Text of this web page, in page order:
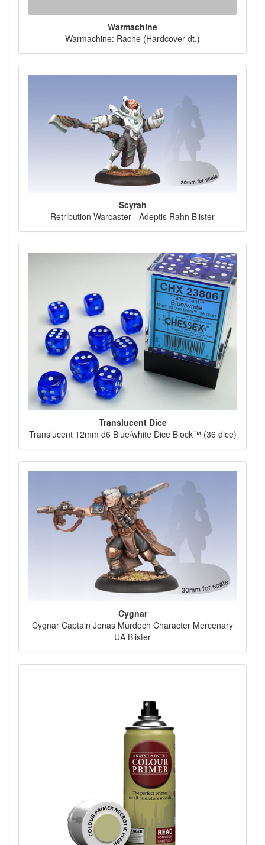
Warmachine
Warmachine: Rache (Hardcover dt.)
Scyrah
Retribution Warcaster - Adeptis Rahn Blister
Translucent Dice
Translucent 12mm d6 Blue/white Dice Block™ (36 dice)
Cygnar
Cygnar Captain Jonas Murdoch Character Mercenary
UA Blister